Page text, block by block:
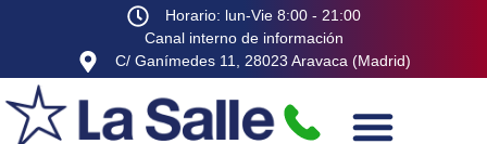
Horario: lun-Vie 8:00 - 21:00
Canal interno de información
C/ Ganímedes 11, 28023 Aravaca (Madrid)